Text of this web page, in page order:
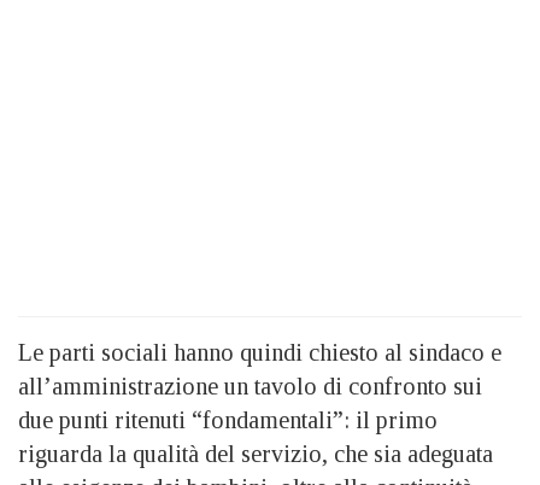
Le parti sociali hanno quindi chiesto al sindaco e
all’amministrazione un tavolo di confronto sui
due punti ritenuti “fondamentali”: il primo
riguarda la qualità del servizio, che sia adeguata